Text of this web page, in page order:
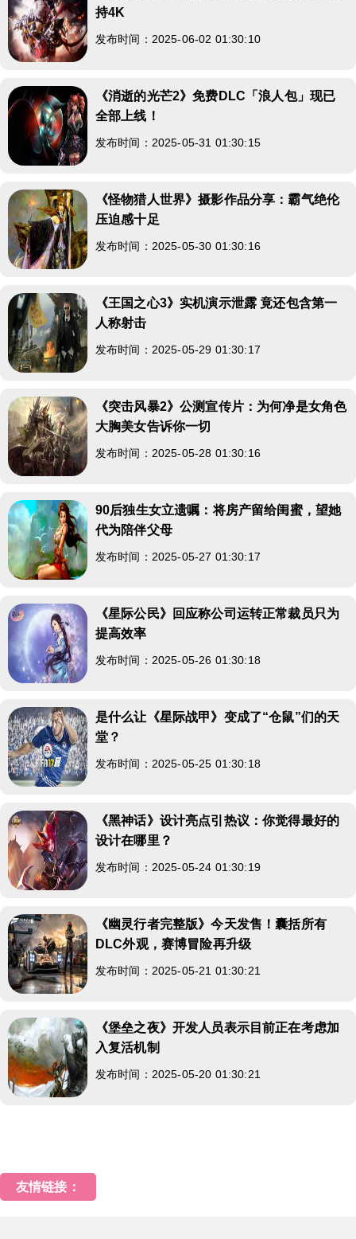
持4K
发布时间：2025-06-02 01:30:10
《消逝的光芒2》免费DLC「浪人包」现已
全部上线！
发布时间：2025-05-31 01:30:15
《怪物猎人世界》摄影作品分享：霸气绝伦
压迫感十足
发布时间：2025-05-30 01:30:16
《王国之心3》实机演示泄露 竟还包含第一
人称射击
发布时间：2025-05-29 01:30:17
《突击风暴2》公测宣传片：为何净是女角色
大胸美女告诉你一切
发布时间：2025-05-28 01:30:16
90后独生女立遗嘱：将房产留给闺蜜，望她
代为陪伴父母
发布时间：2025-05-27 01:30:17
《星际公民》回应称公司运转正常裁员只为
提高效率
发布时间：2025-05-26 01:30:18
是什么让《星际战甲》变成了“仓鼠”们的天
堂？
发布时间：2025-05-25 01:30:18
《黑神话》设计亮点引热议：你觉得最好的
设计在哪里？
发布时间：2025-05-24 01:30:19
《幽灵行者完整版》今天发售！囊括所有
DLC外观，赛博冒险再升级
发布时间：2025-05-21 01:30:21
《堡垒之夜》开发人员表示目前正在考虑加
入复活机制
发布时间：2025-05-20 01:30:21
友情链接：